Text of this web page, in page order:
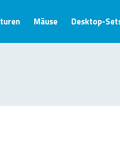
Mäuse Desktop-